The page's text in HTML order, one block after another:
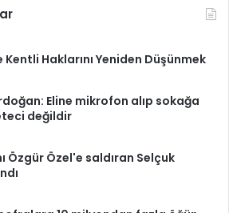
Haklarını Yeniden Düşünmek
Eline mikrofon alıp sokağa
değildir
Özgür Özel'e saldıran Selçuk